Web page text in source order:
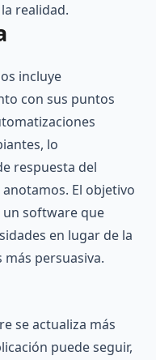
realidad.
incluye
con sus puntos
lo
respuesta del
El objetivo
un software que
en lugar de la
persuasiva.
se actualiza más
puede seguir,